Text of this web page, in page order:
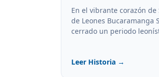
En el vibrante corazón de
de Leones Bucaramanga
cerrado un periodo
Leer Historia →